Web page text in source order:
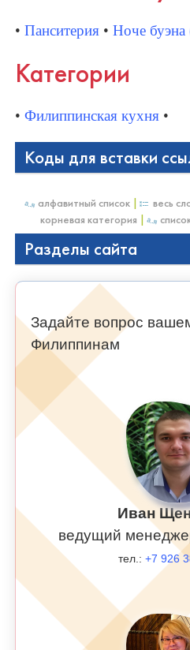
•Панситерия •Ноче буэна
Категории
•Филиппинская кухня •
Коды для вставки
алфавитный список весь
корневая категория
Разделы сайта
Задайте вопрос
Филиппинам
Иван
ведущий
тел.: +7 926